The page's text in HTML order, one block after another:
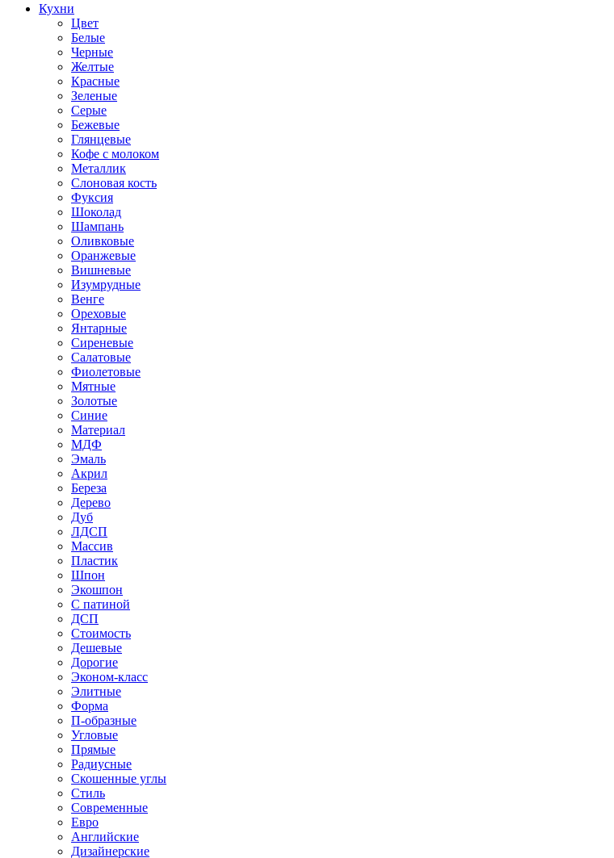
Кухни
Цвет
Белые
Черные
Желтые
Красные
Зеленые
Серые
Бежевые
Глянцевые
Кофе с молоком
Металлик
Слоновая кость
Фуксия
Шоколад
Шампань
Оливковые
Оранжевые
Вишневые
Изумрудные
Венге
Ореховые
Янтарные
Сиреневые
Салатовые
Фиолетовые
Мятные
Золотые
Синие
Материал
МДФ
Эмаль
Акрил
Береза
Дерево
Дуб
ЛДСП
Массив
Пластик
Шпон
Экошпон
С патиной
ДСП
Стоимость
Дешевые
Дорогие
Эконом-класс
Элитные
Форма
П-образные
Угловые
Прямые
Радиусные
Скошенные углы
Стиль
Современные
Евро
Английские
Дизайнерские